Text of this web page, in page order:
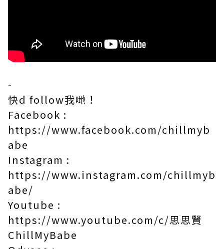
-
快d follow我哋！
Facebook :
https://www.facebook.com/chillmyb
abe​
Instagram :
https://www.instagram.com/chillmyb
abe/​
Youtube :
https://www.youtube.com/c/思思賢
ChillMyBabe